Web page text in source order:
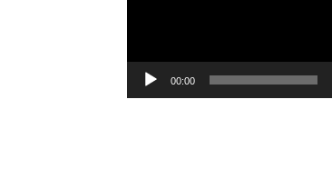
c
00:00